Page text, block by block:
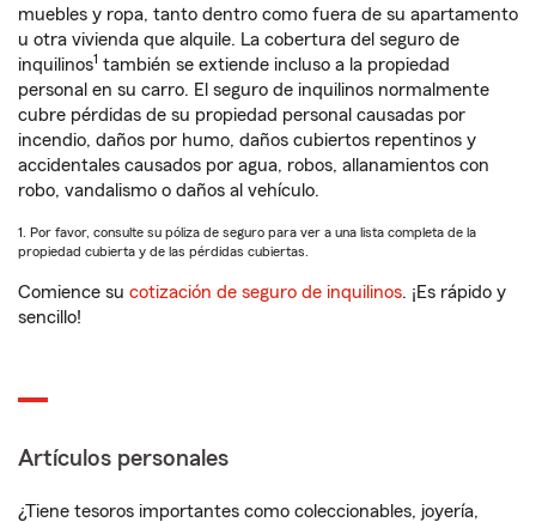
muebles y ropa, tanto dentro como fuera de su apartamento
u otra vivienda que alquile. La cobertura del seguro de
inquilinos1 también se extiende incluso a la propiedad
personal en su carro. El seguro de inquilinos normalmente
cubre pérdidas de su propiedad personal causadas por
incendio, daños por humo, daños cubiertos repentinos y
accidentales causados por agua, robos, allanamientos con
robo, vandalismo o daños al vehículo.
1. Por favor, consulte su póliza de seguro para ver a una lista completa de la
propiedad cubierta y de las pérdidas cubiertas.
Comience su cotización de seguro de inquilinos. ¡Es rápido y
sencillo!
Artículos personales
¿Tiene tesoros importantes como coleccionables, joyería,